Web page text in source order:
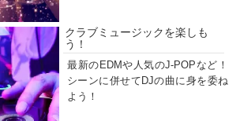
クラブミュージックを楽しも
う！
最新のEDMや人気のJ-POPなど！
シーンに併せてDJの曲に身を委ね
よう！